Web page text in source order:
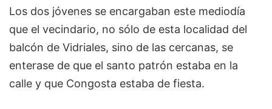
Los dos jóvenes se encargaban este mediodía
que el vecindario, no sólo de esta localidad del
balcón de Vidriales, sino de las cercanas, se
enterase de que el santo patrón estaba en la
calle y que Congosta estaba de fiesta.